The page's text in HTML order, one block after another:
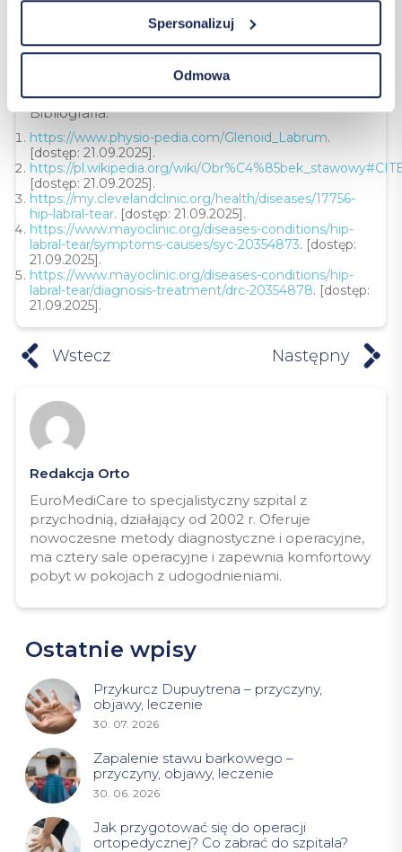
Spersonalizuj
Odmowa
komfortu życia, zwłaszcza u osób aktywnych
fizycznie lub z wadami anatomicznymi stawu.
stopniowo zregenerować. Co ciekawe, to nie
operacja, a rehabilitacja w tym pomaga – i o dziwo
Bibliografia:
https://www.physio-pedia.com/Glenoid_Labrum.
[dostęp: 21.09.2025].
https://pl.wikipedia.org/wiki/
[dostęp: 21.09.2025].
https://my.clevelandclinic.org/health/diseases/17756-
hip-labral-tear. [dostęp: 21.09.2025].
https://www.mayoclinic.org/diseases-conditions/hip-
labral-tear/symptoms-causes/syc-20354873. [dostęp:
21.09.2025].
https://www.mayoclinic.org/diseases-conditions/hip-
labral-tear/diagnosis-treatment/drc-20354878. [dostęp:
21.09.2025].
Wstecz Następny
Redakcja Orto
EuroMediCare to specjalistyczny szpital z
przychodnią, działający od 2002 r. Oferuje
nowoczesne metody diagnostyczne i operacyjne,
ma cztery sale operacyjne i zapewnia komfortowy
pobyt w pokojach z udogodnieniami.
Ostatnie wpisy
Przykurcz Dupuytrena – przyczyny,
objawy, leczenie
30. 07. 2026
Zapalenie stawu barkowego –
przyczyny, objawy, leczenie
30. 06. 2026
Jak przygotować się do operacji
ortopedycznej? Co zabrać do szpitala?